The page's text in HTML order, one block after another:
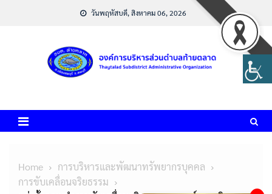
วันพฤหัสบดี, สิงหาคม 06, 2026
Home
การบริหารและพัฒนาทรัพยากรบุคคล
การขับเคลื่อนจริยธรรม